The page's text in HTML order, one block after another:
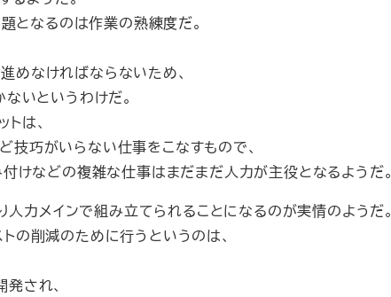
となるのは作業の熟練度だ。
めなければならないため、
ないというわけだ。
は、
巧がいらない仕事をこなすもので、
付けなどの複雑な仕事はまだまだ人力が主役となるようだ。
力メインで組み立てられることになるのが実情のようだ。
の削減のために行うというのは、
され、